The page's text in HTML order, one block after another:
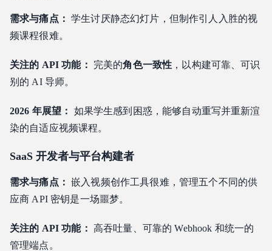
需求与痛点： 学生讨厌静态幻灯片，但制作引人入胜的视
频课程很难。
关注的 API 功能： 完美的角色一致性 ，以构建可靠、可识
别的 AI 导师。
2026 年展望：
如果学生感到困惑，能够自动重写并重新渲
染的自适应视频课程。
SaaS 开发者与平台构建者
需求与痛点： 嵌入视频创作工具很难，管理五个不同的供
应商 API 密钥是一场噩梦。
关注的 API 功能： 高吞吐量、可靠的 Webhook 和统一的
管理端点。